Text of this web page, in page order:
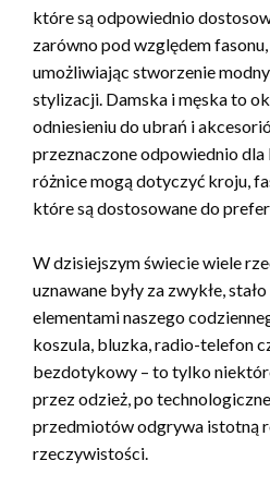
które są odpowiednio
zarówno pod względem
umożliwiając stworzenie
stylizacji. Damska i męska to
odniesieniu do ubrań i
przeznaczone odpowiednio dla
różnice mogą dotyczyć kroju,
które są dostosowane do
W dzisiejszym świecie wiele
uznawane były za zwykłe,
elementami naszego
koszula, bluzka, radio-telefon
bezdotykowy – to tylko
przez odzież, po
przedmiotów odgrywa istotną
rzeczywistości.